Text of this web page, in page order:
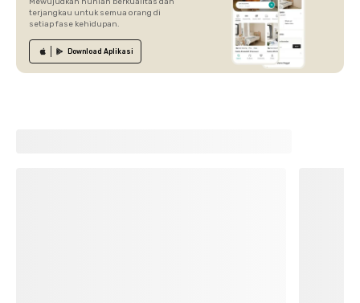
Mewujudkan hunian berkualitas dan
terjangkau untuk semua orang di
setiap fase kehidupan.
Download Aplikasi